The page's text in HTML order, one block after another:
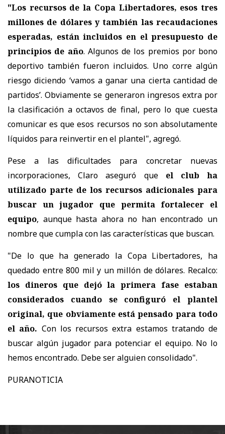
"Los recursos de la Copa Libertadores, esos tres
millones de dólares y también las recaudaciones
esperadas, están incluidos en el presupuesto de
principios de año. Algunos de los premios por bono
deportivo también fueron incluidos. Uno corre algún
riesgo diciendo ‘vamos a ganar una cierta cantidad de
partidos’. Obviamente se generaron ingresos extra por
la clasificación a octavos de final, pero lo que cuesta
comunicar es que esos recursos no son absolutamente
líquidos para reinvertir en el plantel", agregó.
Pese a las dificultades para concretar nuevas
incorporaciones, Claro aseguró que el club ha
utilizado parte de los recursos adicionales para
buscar un jugador que permita fortalecer el
equipo, aunque hasta ahora no han encontrado un
nombre que cumpla con las características que buscan.
"De lo que ha generado la Copa Libertadores, ha
quedado entre 800 mil y un millón de dólares. Recalco:
los dineros que dejó la primera fase estaban
considerados cuando se configuró el plantel
original, que obviamente está pensado para todo
el año. Con los recursos extra estamos tratando de
buscar algún jugador para potenciar el equipo. No lo
hemos encontrado. Debe ser alguien consolidado".
PURANOTICIA